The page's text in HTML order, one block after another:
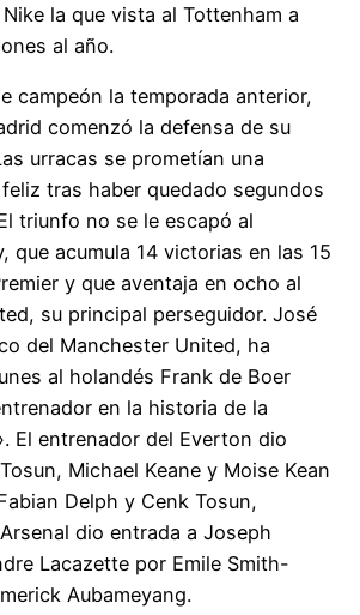
la que vista al Tottenham a
al año.
campeón la temporada anterior,
comenzó la defensa de su
urracas se prometían una
tras haber quedado segundos
triunfo no se le escapó al
que acumula 14 victorias en las 15
y que aventaja en ocho al
su principal perseguidor. José
del Manchester United, ha
al holandés Frank de Boer
en la historia de la
El entrenador del Everton dio
Michael Keane y Moise Kean
Delph y Cenk Tosun,
dio entrada a Joseph
Lacazette por Emile Smith-
Aubameyang.